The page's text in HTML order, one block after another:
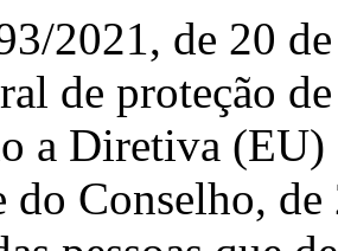
2021, de 20
de proteção
a Diretiva
do Conselho,